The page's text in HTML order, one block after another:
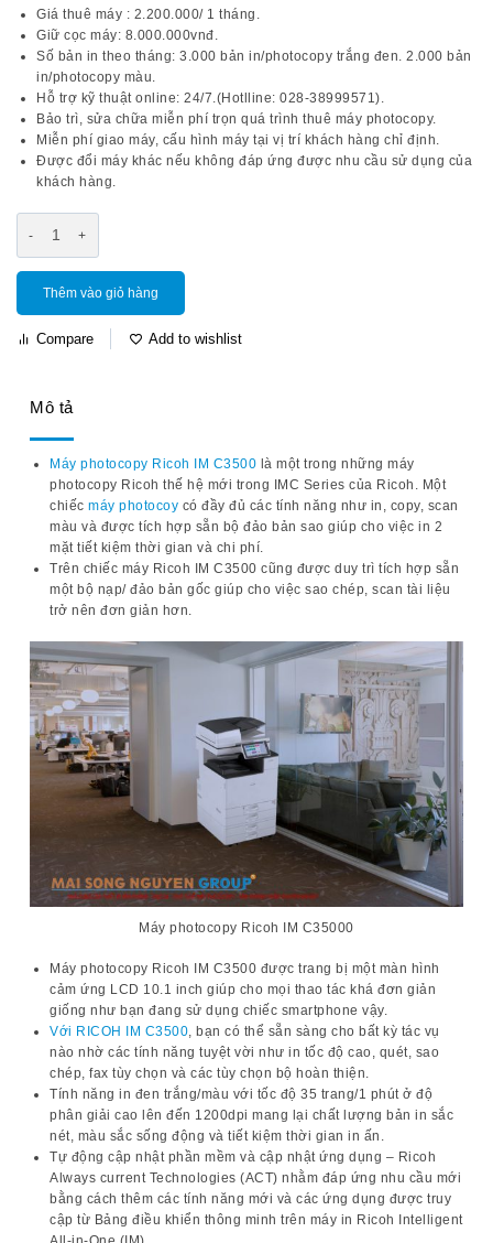
Giá thuê máy : 2.200.000/ 1 tháng.
Giữ cọc máy: 8.000.000vnđ.
Số bản in theo tháng: 3.000 bản in/photocopy trắng đen. 2.000 bản
in/photocopy màu.
Hỗ trợ kỹ thuật online: 24/7.(Hotlline: 028-38999571).
Bảo trì, sửa chữa miễn phí trọn quá trình thuê máy photocopy.
Miễn phí giao máy, cấu hình máy tại vị trí khách hàng chỉ định.
Được đổi máy khác nếu không đáp ứng được nhu cầu sử dụng của
khách hàng.
Thêm vào giỏ hàng
Compare Add to wishlist
Mô tả
Máy photocopy Ricoh IM C3500 là một trong những máy
photocopy Ricoh thế hệ mới trong IMC Series của Ricoh. Một
chiếc máy photocoy có đầy đủ các tính năng như in, copy, scan
màu và được tích hợp sẵn bộ đảo bản sao giúp cho việc in 2
mặt tiết kiệm thời gian và chi phí.
Trên chiếc máy Ricoh IM C3500 cũng được duy trì tích hợp sẵn
một bộ nạp/ đảo bản gốc giúp cho việc sao chép, scan tài liệu
trở nên đơn giản hơn.
Máy photocopy Ricoh IM C35000
Máy photocopy Ricoh IM C3500 được trang bị một màn hình
cảm ứng LCD 10.1 inch giúp cho mọi thao tác khá đơn giản
giống như bạn đang sử dụng chiếc smartphone vậy.
Với RICOH IM C3500 , bạn có thể sẵn sàng cho bất kỳ tác vụ
nào nhờ các tính năng tuyệt vời như in tốc độ cao, quét, sao
chép, fax tùy chọn và các tùy chọn bộ hoàn thiện.
Tính năng in đen trắng/màu với tốc độ 35 trang/1 phút ở độ
phân giải cao lên đến 1200dpi mang lại chất lượng bản in sắc
nét, màu sắc sống động và tiết kiệm thời gian in ấn.
Tự động cập nhật phần mềm và cập nhật ứng dụng – Ricoh
Always current Technologies (ACT) nhằm đáp ứng nhu cầu mới
bằng cách thêm các tính năng mới và các ứng dụng được truy
cập từ Bảng điều khiển thông minh trên máy in Ricoh Intelligent